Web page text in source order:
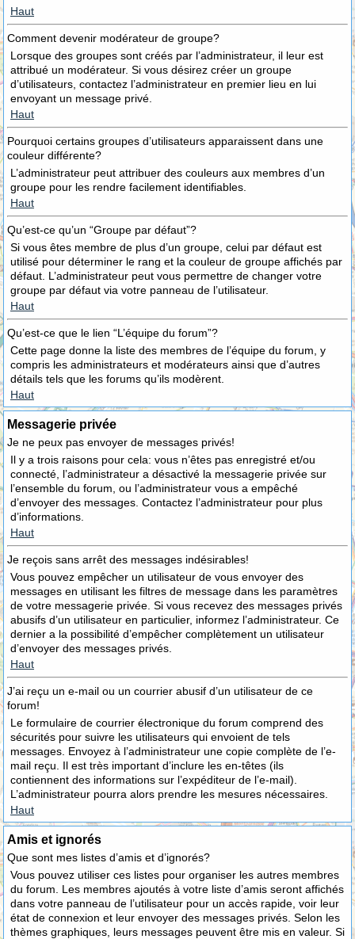
Haut
Comment devenir modérateur de groupe?
Lorsque des groupes sont créés par l’administrateur, il leur est
attribué un modérateur. Si vous désirez créer un groupe
d’utilisateurs, contactez l’administrateur en premier lieu en lui
envoyant un message privé.
Haut
Pourquoi certains groupes d’utilisateurs apparaissent dans une
couleur différente?
L’administrateur peut attribuer des couleurs aux membres d’un
groupe pour les rendre facilement identifiables.
Haut
Qu’est-ce qu’un “Groupe par défaut”?
Si vous êtes membre de plus d’un groupe, celui par défaut est
utilisé pour déterminer le rang et la couleur de groupe affichés par
défaut. L’administrateur peut vous permettre de changer votre
groupe par défaut via votre panneau de l’utilisateur.
Haut
Qu’est-ce que le lien “L’équipe du forum”?
Cette page donne la liste des membres de l’équipe du forum, y
compris les administrateurs et modérateurs ainsi que d’autres
détails tels que les forums qu’ils modèrent.
Haut
Messagerie privée
Je ne peux pas envoyer de messages privés!
Il y a trois raisons pour cela: vous n’êtes pas enregistré et/ou
connecté, l’administrateur a désactivé la messagerie privée sur
l’ensemble du forum, ou l’administrateur vous a empêché
d’envoyer des messages. Contactez l’administrateur pour plus
d’informations.
Haut
Je reçois sans arrêt des messages indésirables!
Vous pouvez empêcher un utilisateur de vous envoyer des
messages en utilisant les filtres de message dans les paramètres
de votre messagerie privée. Si vous recevez des messages privés
abusifs d’un utilisateur en particulier, informez l’administrateur. Ce
dernier a la possibilité d’empêcher complètement un utilisateur
d’envoyer des messages privés.
Haut
J’ai reçu un e-mail ou un courrier abusif d’un utilisateur de ce
forum!
Le formulaire de courrier électronique du forum comprend des
sécurités pour suivre les utilisateurs qui envoient de tels
messages. Envoyez à l’administrateur une copie complète de l’e-
mail reçu. Il est très important d’inclure les en-têtes (ils
contiennent des informations sur l’expéditeur de l’e-mail).
L’administrateur pourra alors prendre les mesures nécessaires.
Haut
Amis et ignorés
Que sont mes listes d’amis et d’ignorés?
Vous pouvez utiliser ces listes pour organiser les autres membres
du forum. Les membres ajoutés à votre liste d’amis seront affichés
dans votre panneau de l’utilisateur pour un accès rapide, voir leur
état de connexion et leur envoyer des messages privés. Selon les
thèmes graphiques, leurs messages peuvent être mis en valeur. Si